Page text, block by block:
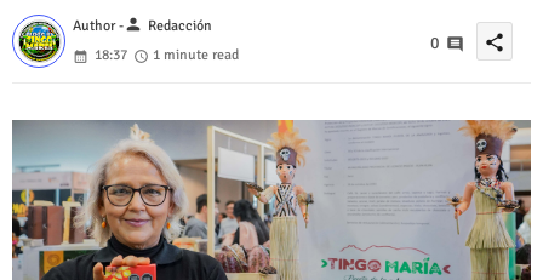
Author -person Redacción
18:37
1 minute read
0 share